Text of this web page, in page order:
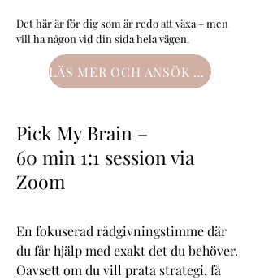
Det här är för dig som är redo att växa – men
vill ha någon vid din sida hela vägen.
LÄS MER OCH ANSÖK HÄR!
Pick My Brain –
60 min 1:1 session via
Zoom
En fokuserad rådgivningstimme där
du får hjälp med exakt det du behöver.
Oavsett om du vill prata strategi, få